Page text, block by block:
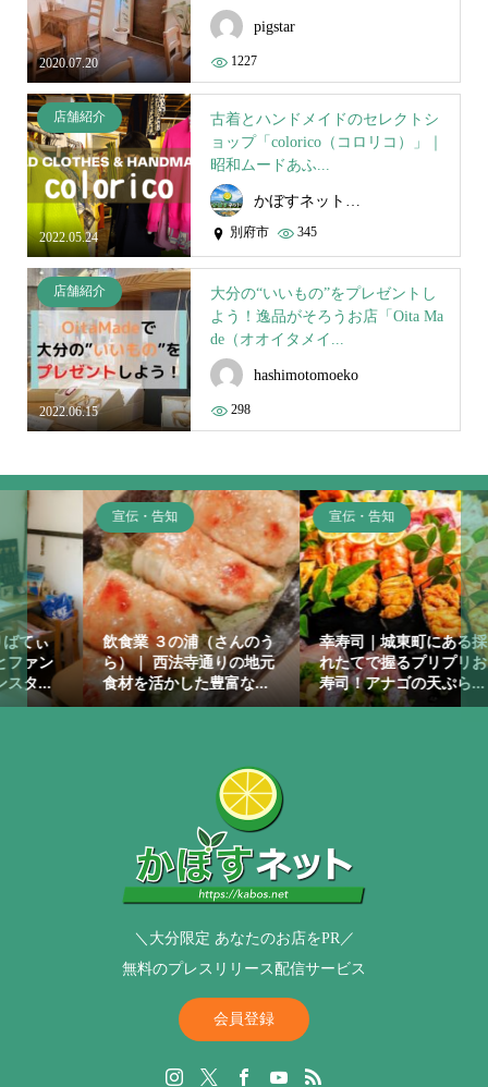
2020.07.20
pigstar
1227
2022.05.24
店舗紹介
古着とハンドメイドのセレクトシ
ョップ「colorico（コロリコ）」｜
昭和ムードあふ...
別府市 345
2022.06.15
店舗紹介
大分の“いいもの”をプレゼントし
よう！逸品がそろうお店「Oita Ma
de（オオイタメイ...
hashimotomoeko
298
のう
地元
な...
宣伝・告知
幸寿司｜城東町にある採
れたてで握るプリプリお
寿司！アナゴの天ぷら...
宣伝・告知
旅館 海の家 | 臼杵佐志生
の海のそばで 新鮮な関あ
じ関さば、ふぐ料理に...
＼大分限定 あなたのお店をPR／
無料のプレスリリース配信サービス
会員登録